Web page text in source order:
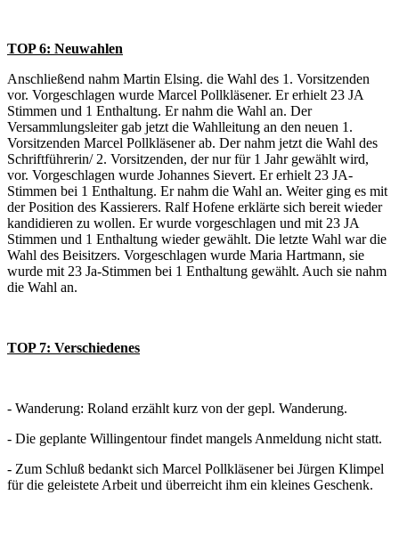
TOP 6: Neuwahlen
Anschließend nahm Martin Elsing. die Wahl des 1. Vorsitzenden
vor. Vorgeschlagen wurde Marcel Pollkläsener. Er erhielt 23 JA
Stimmen und 1 Enthaltung. Er nahm die Wahl an. Der
Versammlungsleiter gab jetzt die Wahlleitung an den neuen 1.
Vorsitzenden Marcel Pollkläsener ab. Der nahm jetzt die Wahl des
Schriftführerin/ 2. Vorsitzenden, der nur für 1 Jahr gewählt wird,
vor. Vorgeschlagen wurde Johannes Sievert. Er erhielt 23 JA-
Stimmen bei 1 Enthaltung. Er nahm die Wahl an. Weiter ging es mit
der Position des Kassierers. Ralf Hofene erklärte sich bereit wieder
kandidieren zu wollen. Er wurde vorgeschlagen und mit 23 JA
Stimmen und 1 Enthaltung wieder gewählt. Die letzte Wahl war die
Wahl des Beisitzers. Vorgeschlagen wurde Maria Hartmann, sie
wurde mit 23 Ja-Stimmen bei 1 Enthaltung gewählt. Auch sie nahm
die Wahl an.
TOP 7: Verschiedenes
- Wanderung: Roland erzählt kurz von der gepl. Wanderung.
- Die geplante Willingentour findet mangels Anmeldung nicht statt.
- Zum Schluß bedankt sich Marcel Pollkläsener bei Jürgen Klimpel
für die geleistete Arbeit und überreicht ihm ein kleines Geschenk.